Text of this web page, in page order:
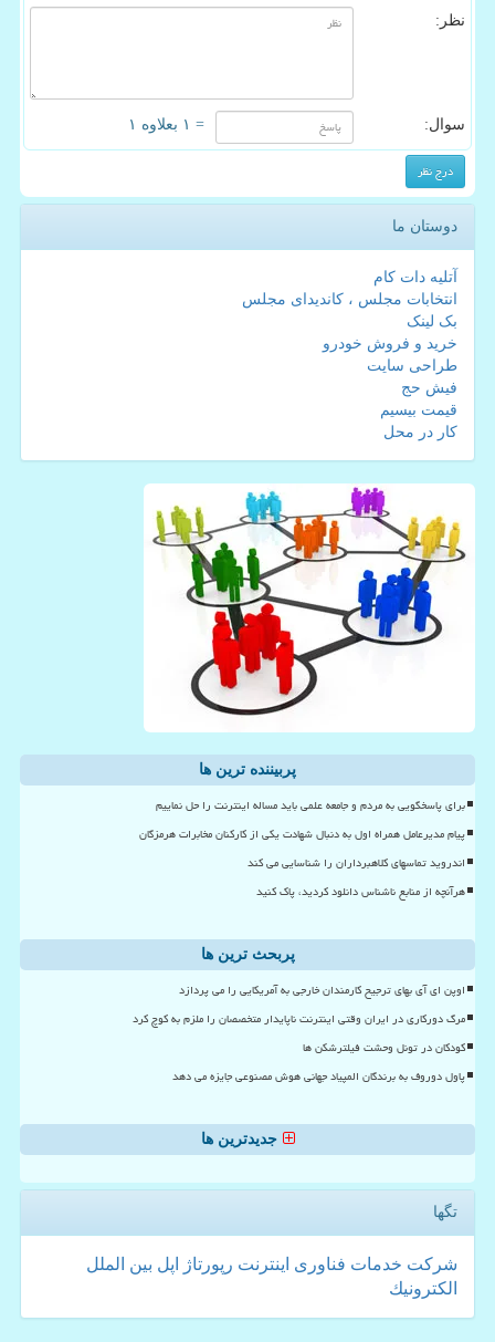
نظر:
سوال: = ۱ بعلاوه ۱
دوستان ما
آتلیه دات کام
انتخابات مجلس ، کاندیدای مجلس
بک لینک
خرید و فروش خودرو
طراحی سایت
فیش حج
قیمت بیسیم
کار در محل
پربیننده ترین ها
برای پاسخگویی به مردم و جامعه علمی باید مساله اینترنت را حل نماییم
پیام مدیرعامل همراه اول به دنبال شهادت یکی از کارکنان مخابرات هرمزگان
اندروید تماسهای کلاهبرداران را شناسایی می کند
هرآنچه از منابع ناشناس دانلود کردید، پاک کنید
پربحث ترین ها
اوپن ای آی بهای ترجیح کارمندان خارجی به آمریکایی را می پردازد
مرگ دورکاری در ایران وقتی اینترنت ناپایدار متخصصان را ملزم به کوچ کرد
کودکان در تونل وحشت فیلترشکن ها
پاول دوروف به برندگان المپیاد جهانی هوش مصنوعی جایزه می دهد
جدیدترین ها
تگها
شركت خدمات فناوری اینترنت رپورتاژ اپل بین الملل
الكترونیك